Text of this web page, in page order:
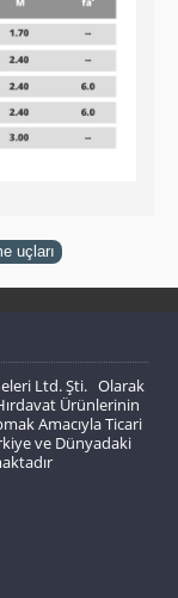
uçları
Ltd. Şti. Olarak
Ürünlerinin
Amacıyla Ticari
ve Dünyadaki